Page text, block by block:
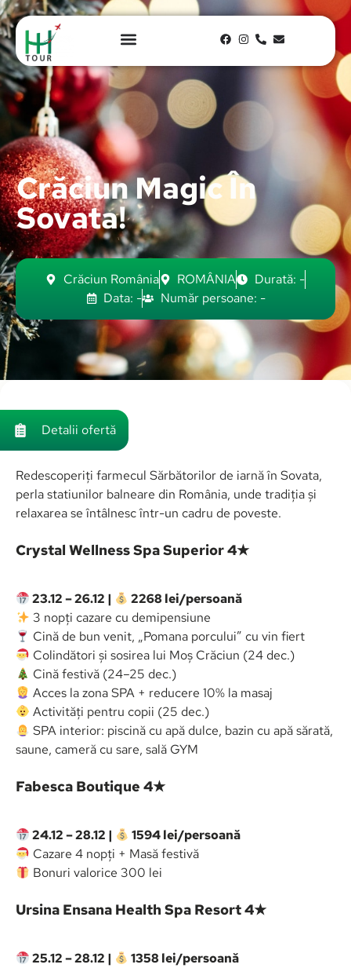
Crăciun Magic În
Sovata!
Crăciun România ROMÂNIA
Durată: -
Data: -
Număr persoane: -
Detalii ofertă
Redescoperiți farmecul Sărbătorilor de iarnă în Sovata,
perla statiunilor balneare din România, unde tradiția și
relaxarea se întâlnesc într-un cadru de poveste.
Crystal Wellness Spa Superior 4★
23.12 – 26.12 |
2268 lei/persoană
3 nopți cazare cu demipensiune
Cină de bun venit, „Pomana porcului” cu vin fiert
Colindători și sosirea lui Moș Crăciun (24 dec.)
Cină festivă (24–25 dec.)
Acces la zona SPA + reducere 10% la masaj
Activități pentru copii (25 dec.)
SPA interior: piscină cu apă dulce, bazin cu apă sărată,
saune, cameră cu sare, sală GYM
Fabesca Boutique 4★
24.12 – 28.12 |
1594 lei/persoană
Cazare 4 nopți + Masă festivă
Bonuri valorice 300 lei
Ursina Ensana Health Spa Resort 4★
25.12 – 28.12 |
1358 lei/persoană